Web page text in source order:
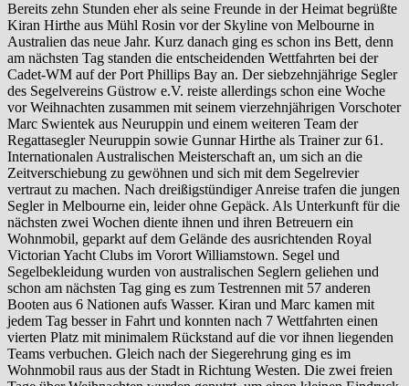
Bereits zehn Stunden eher als seine Freunde in der Heimat begrüßte
Kiran Hirthe aus Mühl Rosin vor der Skyline von Melbourne in
Australien das neue Jahr. Kurz danach ging es schon ins Bett, denn
am nächsten Tag standen die entscheidenden Wettfahrten bei der
Cadet-WM auf der Port Phillips Bay an. Der siebzehnjährige Segler
des Segelvereins Güstrow e.V. reiste allerdings schon eine Woche
vor Weihnachten zusammen mit seinem vierzehnjährigen Vorschoter
Marc Swientek aus Neuruppin und einem weiteren Team der
Regattasegler Neuruppin sowie Gunnar Hirthe als Trainer zur 61.
Internationalen Australischen Meisterschaft an, um sich an die
Zeitverschiebung zu gewöhnen und sich mit dem Segelrevier
vertraut zu machen. Nach dreißigstündiger Anreise trafen die jungen
Segler in Melbourne ein, leider ohne Gepäck. Als Unterkunft für die
nächsten zwei Wochen diente ihnen und ihren Betreuern ein
Wohnmobil, geparkt auf dem Gelände des ausrichtenden Royal
Victorian Yacht Clubs im Vorort Williamstown. Segel und
Segelbekleidung wurden von australischen Seglern geliehen und
schon am nächsten Tag ging es zum Testrennen mit 57 anderen
Booten aus 6 Nationen aufs Wasser. Kiran und Marc kamen mit
jedem Tag besser in Fahrt und konnten nach 7 Wettfahrten einen
vierten Platz mit minimalem Rückstand auf die vor ihnen liegenden
Teams verbuchen. Gleich nach der Siegerehrung ging es im
Wohnmobil raus aus der Stadt in Richtung Westen. Die zwei freien